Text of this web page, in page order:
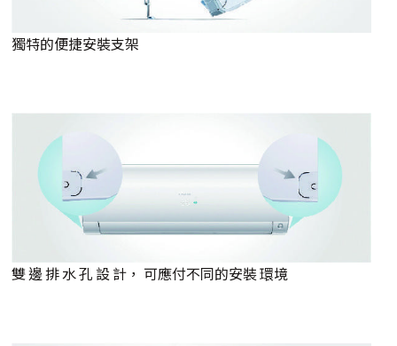
獨特的便捷安裝支架
雙 邊 排 水 孔 設 計， 可應付不同的安裝 環境